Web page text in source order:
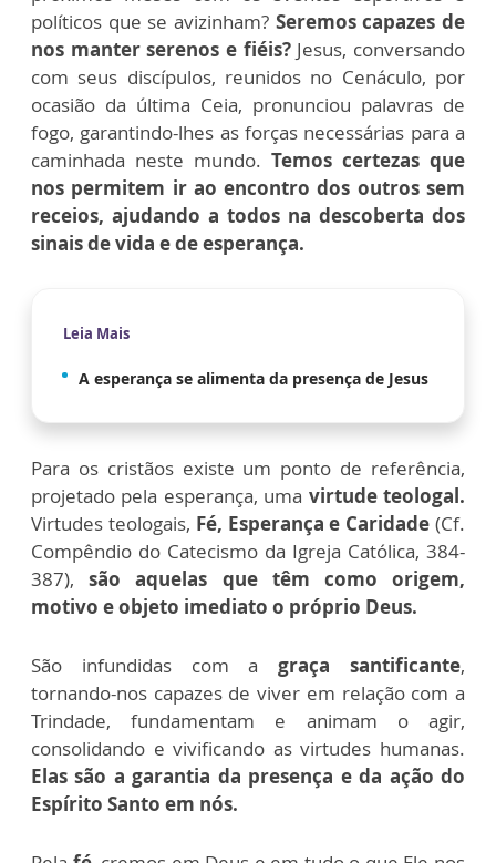
políticos que se avizinham? Seremos capazes de
nos manter serenos e fiéis?Jesus, conversando
com seus discípulos, reunidos no Cenáculo, por
ocasião da última Ceia, pronunciou palavras de
fogo, garantindo-lhes as forças necessárias para a
caminhada neste mundo. Temos certezas que
nos permitem ir ao encontro dos outros sem
receios, ajudando a todos na descoberta dos
sinais de vida e de esperança.
Leia Mais
A esperança se alimenta da presença de Jesus
Para os cristãos existe um ponto de referência,
projetado pela esperança, uma virtude teologal.
Virtudes teologais, Fé, Esperança e Caridade (Cf.
Compêndio do Catecismo da Igreja Católica, 384-
387), são aquelas que têm como origem,
motivo e objeto imediato o próprio Deus.
São infundidas com agraça santificante,
tornando-nos capazes de viver em relação com a
Trindade, fundamentam e animam o agir,
consolidando e vivificando as virtudes humanas.
Elas são a garantia da presença e da ação do
Espírito Santo em nós.